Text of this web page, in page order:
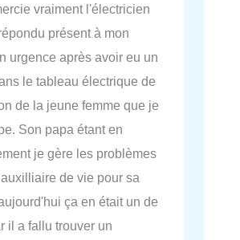
vraiment l'électricien
présent à mon
urgence après avoir eu un
le tableau électrique de
de la jeune femme que je
Son papa étant en
je gère les problèmes
de vie pour sa
ça en était un de
il a fallu trouver un